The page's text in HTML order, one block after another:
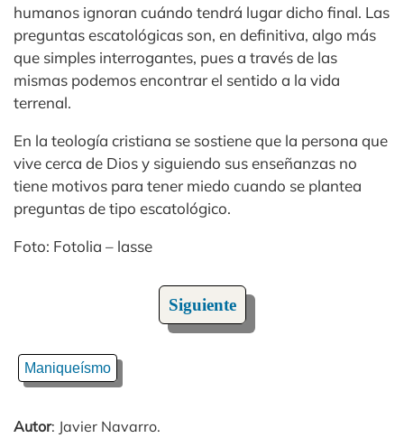
humanos ignoran cuándo tendrá lugar dicho final. Las
preguntas escatológicas son, en definitiva, algo más
que simples interrogantes, pues a través de las
mismas podemos encontrar el sentido a la vida
terrenal.
En la teología cristiana se sostiene que la persona que
vive cerca de Dios y siguiendo sus enseñanzas no
tiene motivos para tener miedo cuando se plantea
preguntas de tipo escatológico.
Foto: Fotolia – lasse
Siguiente
Maniqueísmo
Autor: Javier Navarro.